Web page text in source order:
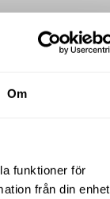
Om
funktioner för
från din enhet